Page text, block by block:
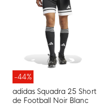
-44%
adidas Squadra 25 Short
de Football Noir Blanc